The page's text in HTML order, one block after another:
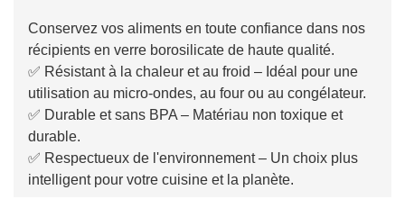
Conservez vos aliments en toute confiance dans nos
récipients en verre borosilicate de haute qualité.
✅ Résistant à la chaleur et au froid – Idéal pour une
utilisation au micro-ondes, au four ou au congélateur.
✅ Durable et sans BPA – Matériau non toxique et
durable.
✅ Respectueux de l'environnement – ​​Un choix plus
intelligent pour votre cuisine et la planète.